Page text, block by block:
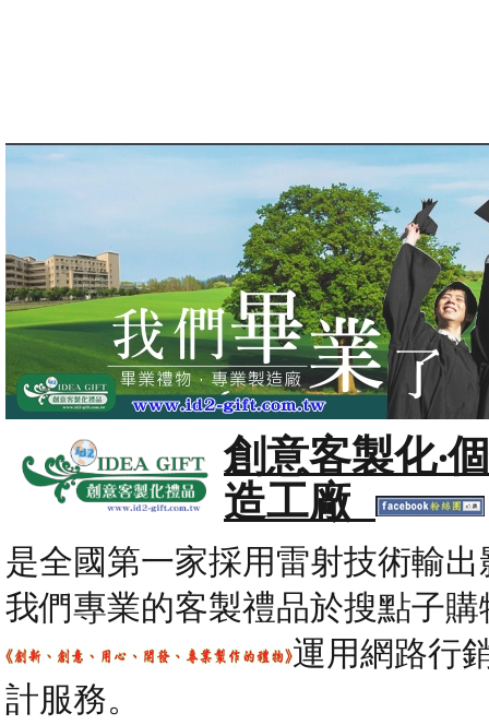
創意客製化‧
造工廠
是全國第一家採用雷射技術輸
我們專業的客製禮品於搜點子
運用網路行
計服務。